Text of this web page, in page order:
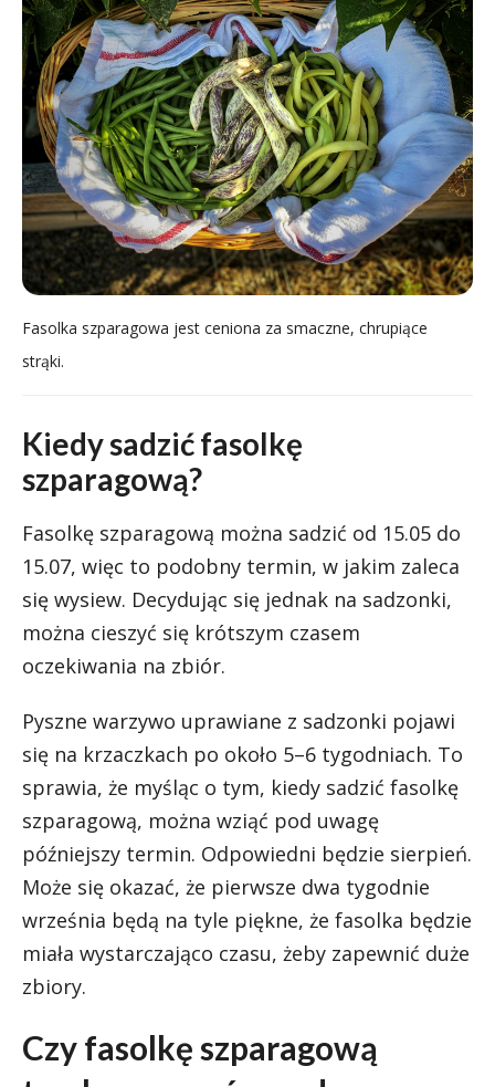
Fasolka szparagowa jest ceniona za smaczne, chrupiące
strąki.
Kiedy sadzić fasolkę
szparagową?
Fasolkę szparagową można sadzić od 15.05 do
15.07, więc to podobny termin, w jakim zaleca
się wysiew. Decydując się jednak na sadzonki,
można cieszyć się krótszym czasem
oczekiwania na zbiór.
Pyszne warzywo uprawiane z sadzonki pojawi
się na krzaczkach po około 5–6 tygodniach. To
sprawia, że myśląc o tym, kiedy sadzić fasolkę
szparagową, można wziąć pod uwagę
późniejszy termin. Odpowiedni będzie sierpień.
Może się okazać, że pierwsze dwa tygodnie
września będą na tyle piękne, że fasolka będzie
miała wystarczająco czasu, żeby zapewnić duże
zbiory.
Czy fasolkę szparagową